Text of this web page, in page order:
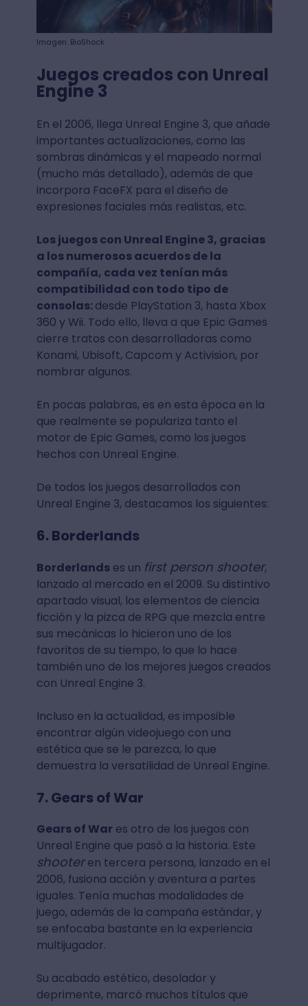
Imagen: BioShock
Juegos creados con Unreal
Engine 3
En el 2006, llega Unreal Engine 3, que añade
importantes actualizaciones, como las
sombras dinámicas y el mapeado normal
(mucho más detallado), además de que
incorpora FaceFX para el diseño de
expresiones faciales más realistas, etc.
Los juegos con Unreal Engine 3, gracias
a los numerosos acuerdos de la
compañía, cada vez tenían más
compatibilidad con todo tipo de
consolas:desde PlayStation 3, hasta Xbox
360 y Wii. Todo ello, lleva a que Epic Games
cierre tratos con desarrolladoras como
Konami, Ubisoft, Capcom y Activision, por
nombrar algunos.
En pocas palabras, es en esta época en la
que realmente se populariza tanto el
motor de Epic Games, como los juegos
hechos con Unreal Engine.
De todos los juegos desarrollados con
Unreal Engine 3, destacamos los siguientes:
6. Borderlands
Borderlandses un first person shooter,
lanzado al mercado en el 2009. Su distintivo
apartado visual, los elementos de ciencia
ficción y la pizca de RPG que mezcla entre
sus mecánicas lo hicieron uno de los
favoritos de su tiempo, lo que lo hace
también uno de los mejores juegos creados
con Unreal Engine 3.
Incluso en la actualidad, es imposible
encontrar algún videojuego con una
estética que se le parezca, lo que
demuestra la versatilidad de Unreal Engine.
7. Gears of War
Gears of War es otro de los juegos con
Unreal Engine que pasó a la historia. Este
shooteren tercera persona, lanzado en el
2006, fusiona acción y aventura a partes
iguales. Tenía muchas modalidades de
juego, además de la campaña estándar, y
se enfocaba bastante en la experiencia
multijugador.
Su acabado estético, desolador y
deprimente, marcó muchos títulos que